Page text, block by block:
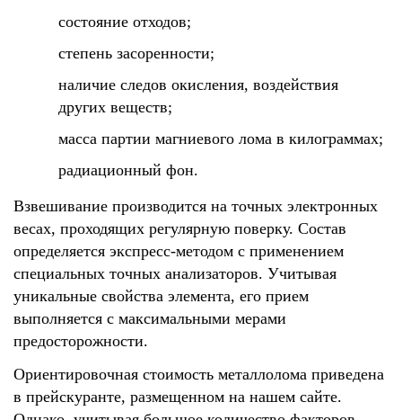
состояние отходов;
степень засоренности;
наличие следов окисления, воздействия
других веществ;
масса партии магниевого лома в килограммах;
радиационный фон.
Взвешивание производится на точных электронных
весах, проходящих регулярную поверку. Состав
определяется экспресс-методом с применением
специальных точных анализаторов. Учитывая
уникальные свойства элемента, его прием
выполняется с максимальными мерами
предосторожности.
Ориентировочная стоимость металлолома приведена
в прейскуранте, размещенном на нашем сайте.